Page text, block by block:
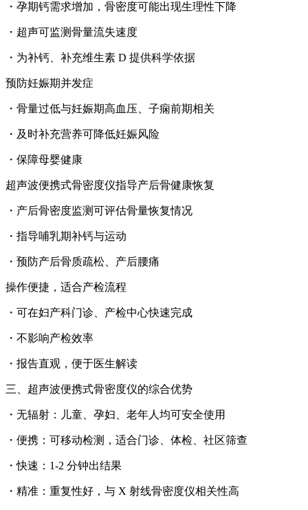
・孕期钙需求增加，骨密度可能出现生理性下降
・超声可监测骨量流失速度
・为补钙、补充维生素 D 提供科学依据
预防妊娠期并发症
・骨量过低与妊娠期高血压、子痫前期相关
・及时补充营养可降低妊娠风险
・保障母婴健康
超声波便携式骨密度仪指导产后骨健康恢复
・产后骨密度监测可评估骨量恢复情况
・指导哺乳期补钙与运动
・预防产后骨质疏松、产后腰痛
操作便捷，适合产检流程
・可在妇产科门诊、产检中心快速完成
・不影响产检效率
・报告直观，便于医生解读
三、超声波便携式骨密度仪的综合优势
・无辐射：儿童、孕妇、老年人均可安全使用
・便携：可移动检测，适合门诊、体检、社区筛查
・快速：1-2 分钟出结果
・精准：重复性好，与 X 射线骨密度仪相关性高